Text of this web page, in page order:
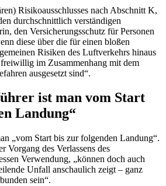
Risikoausschlusses nach Abschnitt K,
durchschnittlich verständigen
den Versicherungsschutz für Personen
diese über die für einen bloßen
Risiken des Luftverkehrs hinaus
im Zusammenhang mit dem
ausgesetzt sind“.
ist man vom Start
Landung“
„vom Start bis zur folgenden Landung“.
Vorgang des Verlassens des
Verwendung, „können doch auch
Unfall anschaulich zeigt – ganz
sein“.